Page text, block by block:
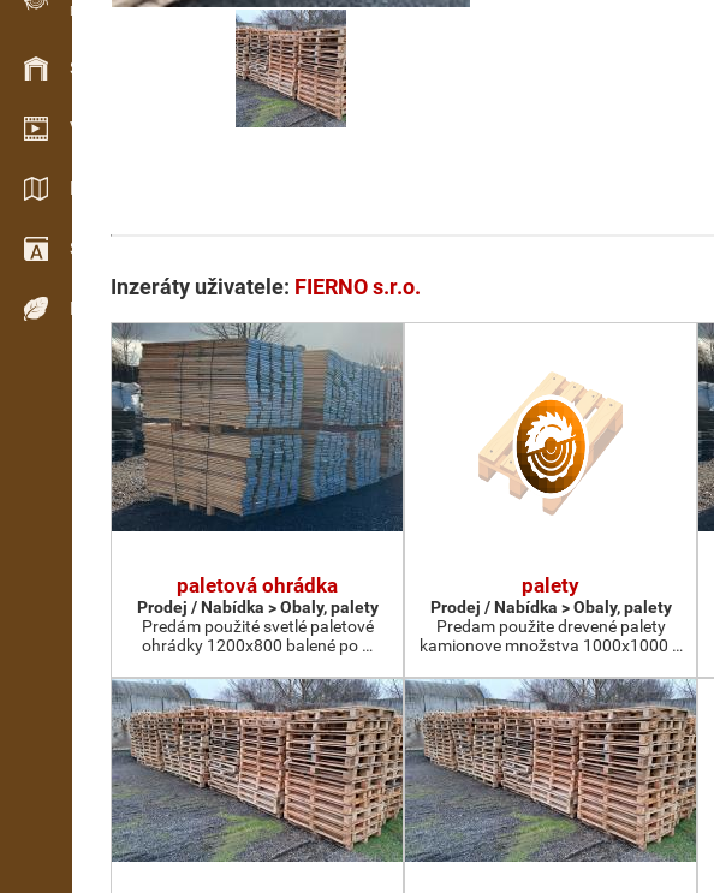
Evidence dřeva v terénu
Skladové hospodářství
Video showroom
Katalogy / Brožury
Slovník
Dřeviny
Inzeráty uživatele: FIERNO s.r.o.
paletová ohrádka
Prodej / Nabídka > Obaly, palety
Predám použité svetlé paletové
ohrádky 1200x800 balené po …
palety
Prodej / Nabídka > Obaly, palety
Predam použite drevené palety
kamionove množstva 1000x1000 …